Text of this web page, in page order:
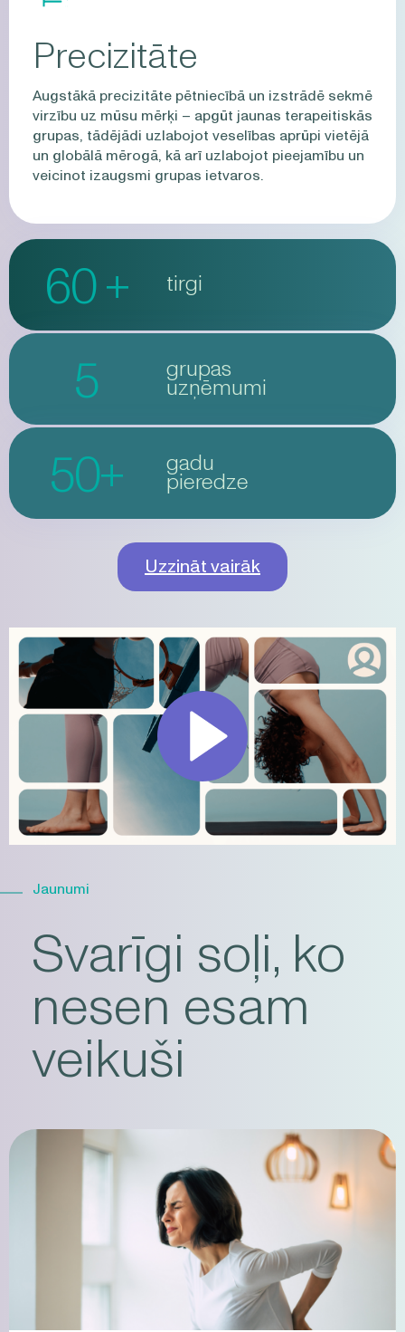
Precizitāte
Augstākā precizitāte pētniecībā un izstrādē sekmē
virzību uz mūsu mērķi – apgūt jaunas terapeitiskās
grupas, tādējādi uzlabojot veselības aprūpi vietējā
un globālā mērogā, kā arī uzlabojot pieejamību un
veicinot izaugsmi grupas ietvaros.
60 + tirgi
5 grupas
uzņēmumi
50+ gadu
pieredze
Uzzināt vairāk
Jaunumi
Svarīgi soļi, ko
nesen esam
veikuši